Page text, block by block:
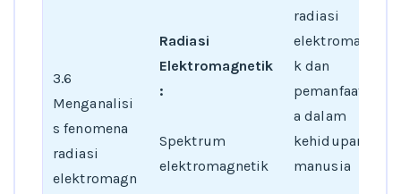
3.6
Menganalisi
s fenomena
radiasi
elektromagn
Radiasi
Elektromagnetik
:
Spektrum
elektromagnetik
radiasi
elektromagneti
k dan
pemanfaatanny
a dalam
kehidupan
manusia